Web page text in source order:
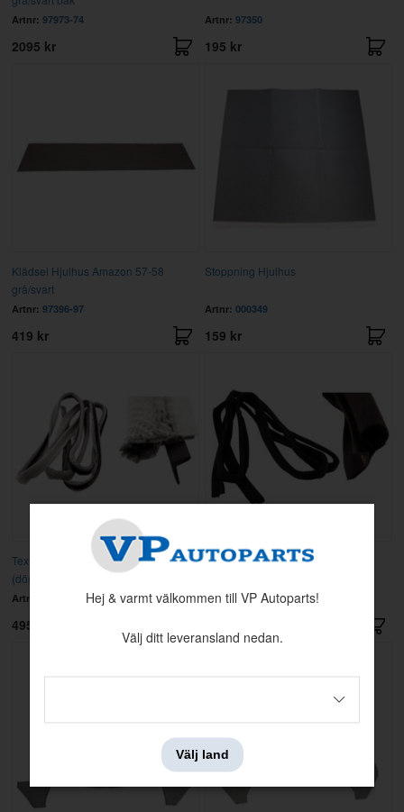
Artnr: 97973-74
2095 kr
Artnr: 97350
195 kr
Klädsel Hjulhus Amazon 57-58
grå/svart
Artnr: 97396-97
419 kr
Stoppning Hjulhus
Artnr: 000349
159 kr
Textillist Amazon 4d grå
(dörrgång/kaross)
Artnr:
495 kr
Textillist Amazon 4d svart
Artnr: 690588
Hej & varmt välkommen till VP Autoparts!
Välj ditt leveransland nedan.
Välj land